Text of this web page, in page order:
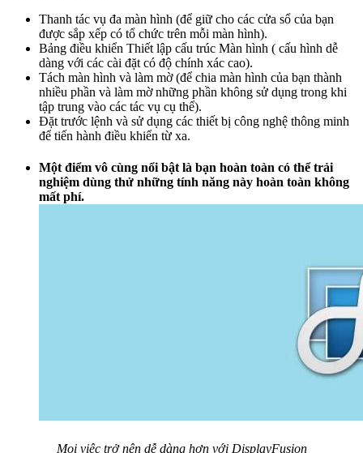
Thanh tác vụ đa màn hình (để giữ cho các cửa sổ của bạn
được sắp xếp có tổ chức trên mỗi màn hình).
Bảng điều khiển Thiết lập cấu trúc Màn hình ( cấu hình dễ
dàng với các cài đặt có độ chính xác cao).
Tách màn hình và làm mờ (để chia màn hình của bạn thành
nhiều phần và làm mờ những phần không sử dụng trong khi
tập trung vào các tác vụ cụ thể).
Đặt trước lệnh và sử dụng các thiết bị công nghệ thông minh
để tiến hành điều khiển từ xa.
Một điểm vô cùng nổi bật là bạn hoàn toàn có thể trải
nghiệm dùng thử những tính năng này hoàn toàn không
mất phí.
Mọi việc trở nên dễ dàng hơn với DisplayFusion